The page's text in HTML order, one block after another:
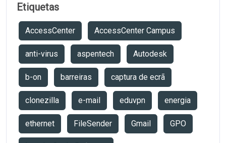
Etiquetas
AccessCenter AccessCenter Campus
anti-virus aspentech Autodesk
b-on barreiras captura de ecrã
clonezilla e-mail eduvpn energia
ethernet FileSender Gmail GPO